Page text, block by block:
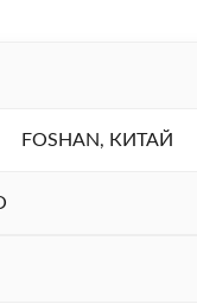
FOSHAN, КИТАЙ